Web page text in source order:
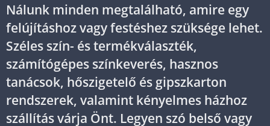
Nálunk minden megtalálható, amire egy
felújításhoz vagy festéshez szüksége lehet.
Széles szín- és termékválaszték,
számítógépes színkeverés, hasznos
tanácsok, hőszigetelő és gipszkarton
rendszerek, valamint kényelmes házhoz
szállítás várja Önt. Legyen szó belső vagy